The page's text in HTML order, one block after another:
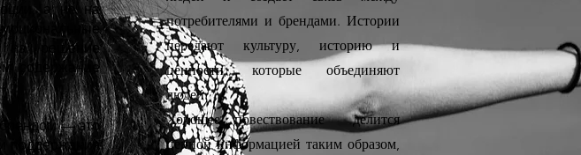
а не на
на решение
содержание
— это
поддержания
потребителями и брендами. Истории
передают культуру, историю и
ценности, которые объединяют
людей.
Хорошее повествование делится
ценной информацией таким образом,